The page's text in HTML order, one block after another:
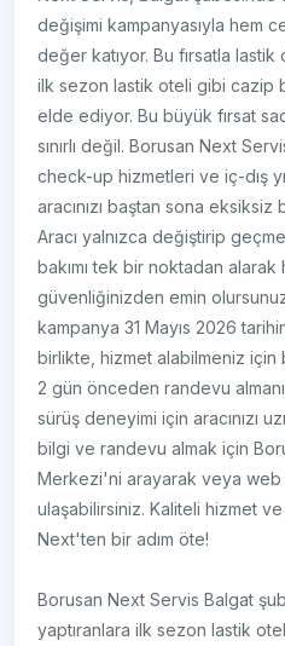
değişimi kampanyasıyla hem
değer katıyor. Bu fırsatla lastik
ilk sezon lastik oteli gibi cazip
elde ediyor. Bu büyük fırsat
sınırlı değil. Borusan Next
check-up hizmetleri ve iç-dış
aracınızı baştan sona
Aracı yalnızca değiştirip
bakımı tek bir noktadan
güvenliğinizden emin
kampanya 31 Mayıs 2026
birlikte, hizmet alabilmeniz
2 gün önceden randevu
sürüş deneyimi için aracınızı
bilgi ve randevu almak için
Merkezi'ni arayarak veya
ulaşabilirsiniz. Kaliteli hizmet
Next'ten bir adım öte!
Borusan Next Servis Balgat
yaptıranlara ilk sezon lastik